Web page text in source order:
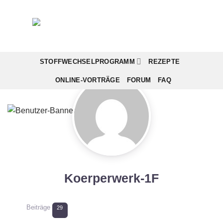
STOFFWECHSELPROGRAMM REZEPTE
ONLINE-VORTRÄGE FORUM FAQ
Koerperwerk-1F
Beiträge 29